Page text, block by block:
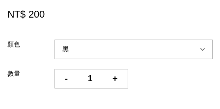
NT$ 200
顏色
數量
- +